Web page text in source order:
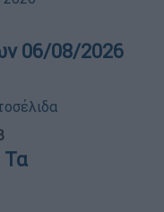
06/08/2026
Τα